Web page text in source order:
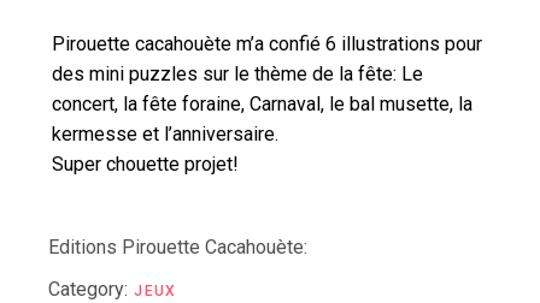
Pirouette cacahouète m’a confié 6 illustrations pour
des mini puzzles sur le thème de la fête: Le
concert, la fête foraine, Carnaval, le bal musette, la
kermesse et l’anniversaire.
Super chouette projet!
Editions Pirouette Cacahouète:
Category: JEUX